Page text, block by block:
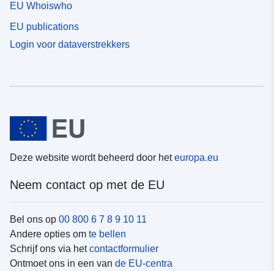
EU Whoiswho
EU publications
Login voor dataverstrekkers
Deze website wordt beheerd door heteuropa.eu
Neem contact op met de EU
Bel ons op 00 800 6 7 8 9 10 11
Andere opties om te bellen
Schrijf ons via hetcontactformulier
Ontmoet ons in een van de EU-centra